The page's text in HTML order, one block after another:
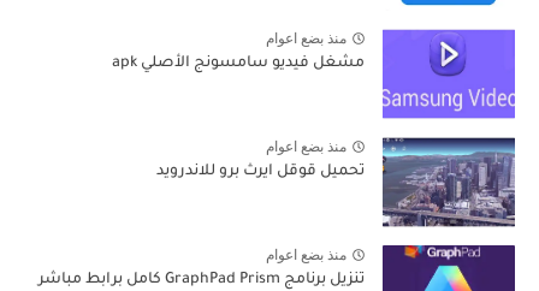
منذ بضع اعوام
مشغل فيديو سامسونج الأصلي apk
منذ بضع اعوام
تحميل قوقل ايرث برو للاندرويد
منذ بضع اعوام
تنزيل برنامج GraphPad Prism كامل برابط مباشر